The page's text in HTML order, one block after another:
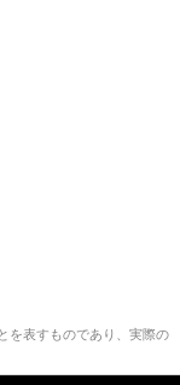
を表すものであり、実際の